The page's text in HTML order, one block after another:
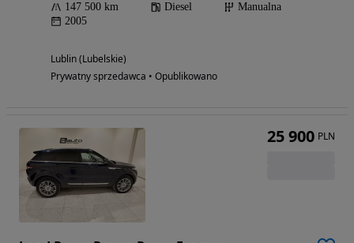
147 500 km Diesel
Manualna
2005
Lublin (Lubelskie)
Prywatny sprzedawca • Opublikowano
25 900 PLN